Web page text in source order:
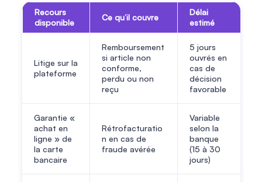
Recours
disponible
Ce qu’il couvre
Délai
estimé
Litige sur la
plateforme
Remboursement
si article non
conforme,
perdu ou non
reçu
5 jours
ouvrés en
cas de
décision
favorable
Garantie «
achat en
ligne » de
la carte
bancaire
Rétrofacturatio
n en cas de
fraude avérée
Variable
selon la
banque
(15 à 30
jours)